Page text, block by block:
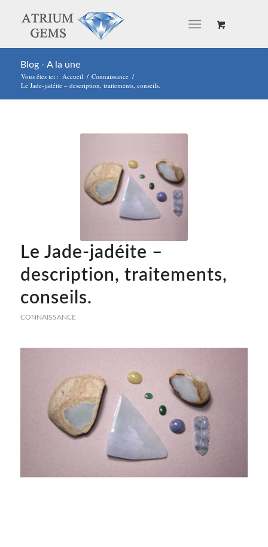
Blog - A la une
Vous êtes ici : Accueil / Connaissance /
Le Jade-jadéite – description, traitements, conseils.
Le Jade-jadéite –
description, traitements,
conseils.
CONNAISSANCE